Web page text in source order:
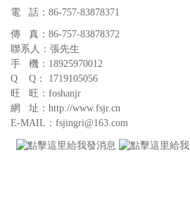
電 話：86-757-83878371
傳 真：86-757-83878372
聯系人：張先生
手 機：18925970012
Q Q： 1719105056
旺 旺：foshanjr
網 址：http://www.fsjr.cn
E-MAIL：fsjingri@163.com